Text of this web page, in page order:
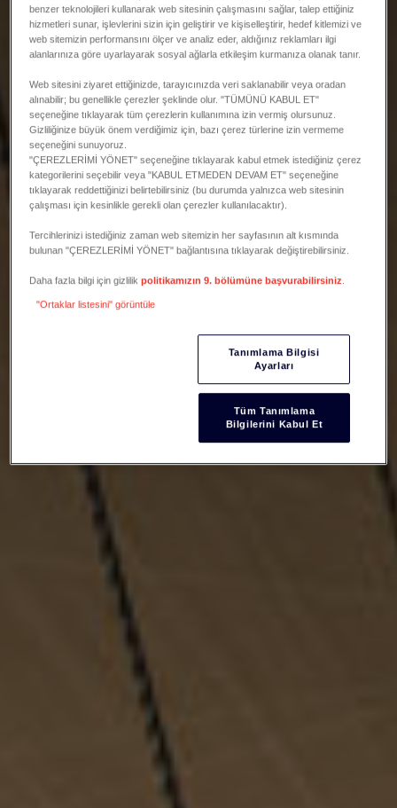
benzer teknolojileri kullanarak web sitesinin çalışmasını sağlar, talep ettiğiniz
hizmetleri sunar, işlevlerini sizin için geliştirir ve kişiselleştirir, hedef kitlemizi ve
web sitemizin performansını ölçer ve analiz eder, aldığınız reklamları ilgi
alanlarınıza göre uyarlayarak sosyal ağlarla etkileşim kurmanıza olanak tanır.
Web sitesini ziyaret ettiğinizde, tarayıcınızda veri saklanabilir veya oradan
alınabilir; bu genellikle çerezler şeklinde olur. "TÜMÜNÜ KABUL ET"
seçeneğine tıklayarak tüm çerezlerin kullanımına izin vermiş olursunuz.
Gizliliğinize büyük önem verdiğimiz için, bazı çerez türlerine izin vermeme
seçeneğini sunuyoruz.
"ÇEREZLERİMİ YÖNET" seçeneğine tıklayarak kabul etmek istediğiniz çerez
kategorilerini seçebilir veya "KABUL ETMEDEN DEVAM ET" seçeneğine
tıklayarak reddettiğinizi belirtebilirsiniz (bu durumda yalnızca web sitesinin
çalışması için kesinlikle gerekli olan çerezler kullanılacaktır).
Tercihlerinizi istediğiniz zaman web sitemizin her sayfasının alt kısmında
bulunan "ÇEREZLERİMİ YÖNET" bağlantısına tıklayarak değiştirebilirsiniz.
Daha fazla bilgi için gizlilikpolitikamızın 9. bölümüne başvurabilirsiniz
"Ortaklar listesini" görüntüle
Tanımlama Bilgisi
Ayarları
Tüm Tanımlama
Bilgilerini Kabul Et